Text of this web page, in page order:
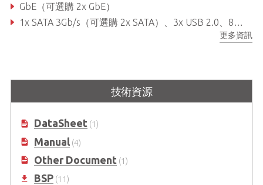
GbE（可選購 2x GbE）
1x SATA 3Gb/s（可選購 2x SATA）、3x USB 2.0、8x GPIO
Extreme Rugged 的操作溫度：攝氏零下 40 度至攝氏 85 度更多資訊
技術資源
DataSheet(1)
Manual(4)
Other Document(1)
BSP(11)